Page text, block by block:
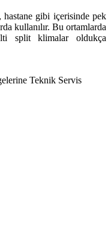
hastane gibi içerisinde pek
kullanılır. Bu ortamlarda
split klimalar oldukça
Teknik Servis